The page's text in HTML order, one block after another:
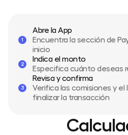
1
Abre la App
Encuentra la sección de
inicio
2
Indica el monto
Especifica cuánto deseas
3
Revisa y confirma
Verifica las comisiones y el
finalizar la transacción